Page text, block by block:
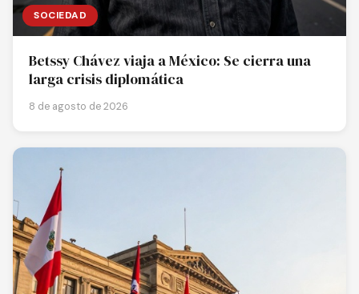
SOCIEDAD
Betssy Chávez viaja a México: Se cierra una
larga crisis diplomática
8 de agosto de 2026